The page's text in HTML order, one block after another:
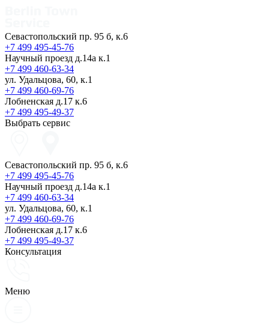
Севастопольский пр. 95 б, к.6
+7 499 495-45-76
Научный проезд д.14а к.1
+7 499 460-63-34
ул. Удальцова, 60, к.1
+7 499 460-69-76
Лобненская д.17 к.6
+7 499 495-49-37
Выбрать сервис
Севастопольский пр. 95 б, к.6
+7 499 495-45-76
Научный проезд д.14а к.1
+7 499 460-63-34
ул. Удальцова, 60, к.1
+7 499 460-69-76
Лобненская д.17 к.6
+7 499 495-49-37
Консультация
Меню